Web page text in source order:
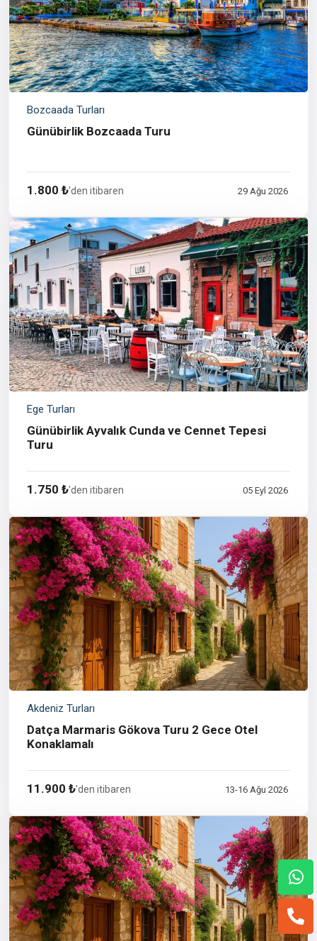
Bozcaada Turları
Günübirlik Bozcaada Turu
1.800 ₺'den itibaren 29 Ağu 2026
Ege Turları
Günübirlik Ayvalık Cunda ve Cennet Tepesi
Turu
1.750 ₺'den itibaren 05 Eyl 2026
Akdeniz Turları
Datça Marmaris Gökova Turu 2 Gece Otel
Konaklamalı
11.900 ₺'den itibaren 13-16 Ağu 2026